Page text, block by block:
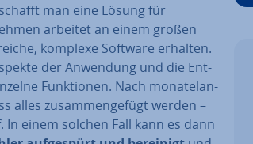
man eine Lösung für
arbeitet an einem großen
komplexe Software erhalten.
der Anwendung und die Ent­
Funk­tio­nen. Nach mo­na­te­lan­
alles zu­sam­men­ge­fügt werden –
einem solchen Fall kann es dann